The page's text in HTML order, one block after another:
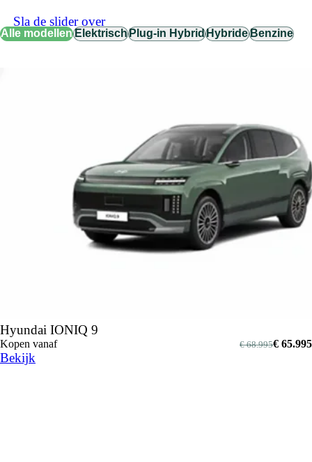
Alle modellenElektrischPlug-in HybridHybrideBenzine
Sla de slider over
Hyundai IONIQ 9
Kopen vanaf € 65.995
€ 68.995
Bekijk